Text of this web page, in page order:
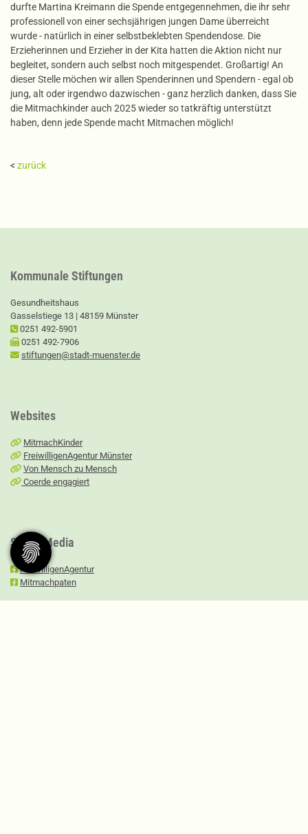
durfte Martina Kreimann die Spende entgegennehmen, die ihr sehr
professionell von einer sechsjährigen jungen Dame überreicht
wurde - natürlich in einer selbstbeklebten Spendendose. Die
Erzieherinnen und Erzieher in der Kita hatten die Aktion nicht nur
begleitet, sondern auch selbst noch mitgespendet. Großartig! An
dieser Stelle möchen wir allen Spenderinnen und Spendern - egal ob
jung, alt oder irgendwo dazwischen - ganz herzlich danken, dass Sie
die Mitmachkinder auch 2025 wieder so tatkräftig unterstützt
haben, denn jede Spende macht Mitmachen möglich!
< zurück
Kommunale Stiftungen
Gesundheitshaus
Gasselstiege 13 | 48159 Münster
0251 492-5901
0251 492-7906
stiftungen@stadt-muenster.de
Websites
MitmachKinder
FreiwilligenAgentur Münster
Von Mensch zu Mensch
Coerde engagiert
Social Media
FreiwilligenAgentur
Mitmachpaten